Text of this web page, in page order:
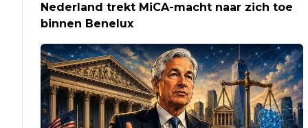
Nederland trekt MiCA-macht naar zich toe
binnen Benelux